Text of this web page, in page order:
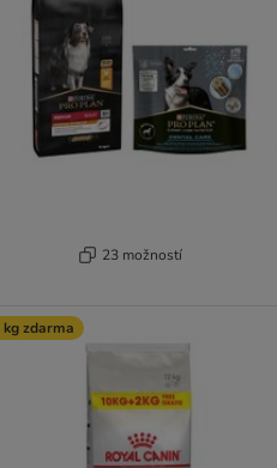
23 možností
kg zdarma